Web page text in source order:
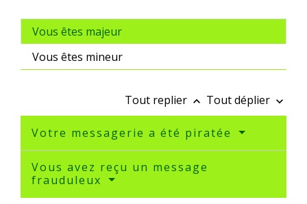
Vous êtes majeur
Vous êtes mineur
Tout replier keyboard_arrow_up Tout déplier keyboard_arrow_down
Votre messagerie a été piratée
Vous avez reçu un message
frauduleux